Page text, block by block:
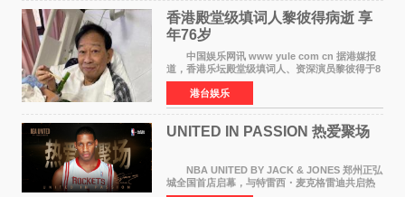
香港殿堂级填词人黎彼得病逝 享
年76岁​
中国娱乐网讯 www yule com cn 据港媒报
道，香港乐坛殿堂级填词人、资深演员黎彼得于8
月5日上午因病离世，终年76岁。好友钟志光透
露，黎彼得今年3月中风后便卧床休养，身体机能
持续衰退，最
港台娱乐
UNITED IN PASSION 热爱聚场
NBA UNITED BY JACK & JONES 郑州正弘
城全国首店启幕，与特雷西・麦克格雷迪共启热